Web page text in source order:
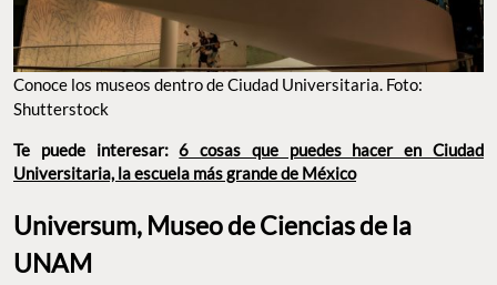
CONOCE LOS MUSEOS DENTRO DE CIUDAD UNIVERSITARIA. FOTO: SHUTTERSTOCK
Universitaria, la escuela más grande de México
UNAM
El Universum de la UNAM